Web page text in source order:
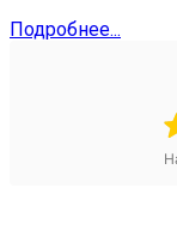
Подробнее...